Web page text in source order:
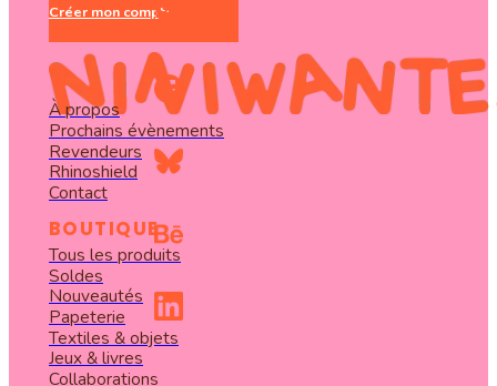
BOUTIQUE
À propos
Tous les produits
Prochains évènements
Soldes
Revendeurs
Nouveautés
Créer mon compte
Papeterie
Contact
Rhinoshield
Textiles & objets
Jeux & livres
Collaborations